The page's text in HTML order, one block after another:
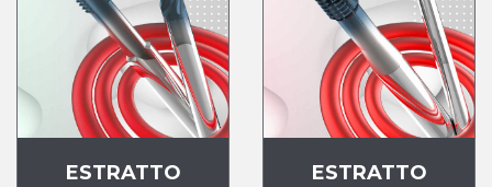
ESTRATTO
ESTRATTO